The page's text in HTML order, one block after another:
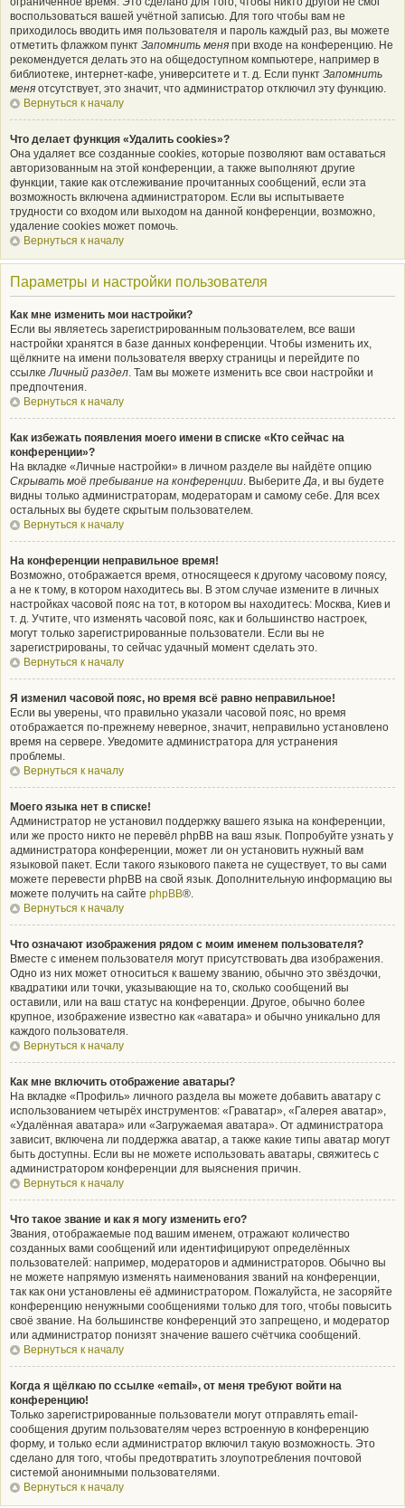
воспользоваться вашей учётной записью. Для того чтобы вам не
приходилось вводить имя пользователя и пароль каждый раз, вы можете
отметить флажком пункт Запомнить меня при входе на конференцию. Не
рекомендуется делать это на общедоступном компьютере, например в
библиотеке, интернет-кафе, университете и т. д. Если пункт Запомнить
меня отсутствует, это значит, что администратор отключил эту функцию.
Вернуться к началу
Что делает функция «Удалить cookies»?
Она удаляет все созданные cookies, которые позволяют вам оставаться
авторизованным на этой конференции, а также выполняют другие
функции, такие как отслеживание прочитанных сообщений, если эта
возможность включена администратором. Если вы испытываете
трудности со входом или выходом на данной конференции, возможно,
удаление cookies может помочь.
Вернуться к началу
Параметры и настройки пользователя
Как мне изменить мои настройки?
Если вы являетесь зарегистрированным пользователем, все ваши
настройки хранятся в базе данных конференции. Чтобы изменить их,
щёлкните на имени пользователя вверху страницы и перейдите по
ссылкеЛичный раздел. Там вы можете изменить все свои настройки и
предпочтения.
Вернуться к началу
Как избежать появления моего имени в списке «Кто сейчас на
конференции»?
На вкладке «Личные настройки» в личном разделе вы найдёте опцию
Скрывать моё пребывание на конференции. ВыберитеДа, и вы будете
видны только администраторам, модераторам и самому себе. Для всех
остальных вы будете скрытым пользователем.
Вернуться к началу
На конференции неправильное время!
Возможно, отображается время, относящееся к другому часовому поясу,
а не к тому, в котором находитесь вы. В этом случае измените в личных
настройках часовой пояс на тот, в котором вы находитесь: Москва, Киев и
т. д. Учтите, что изменять часовой пояс, как и большинство настроек,
могут только зарегистрированные пользователи. Если вы не
зарегистрированы, то сейчас удачный момент сделать это.
Вернуться к началу
Я изменил часовой пояс, но время всё равно неправильное!
Если вы уверены, что правильно указали часовой пояс, но время
отображается по-прежнему неверное, значит, неправильно установлено
время на сервере. Уведомите администратора для устранения
проблемы.
Вернуться к началу
Моего языка нет в списке!
Администратор не установил поддержку вашего языка на конференции,
или же просто никто не перевёл phpBB на ваш язык. Попробуйте узнать у
администратора конференции, может ли он установить нужный вам
языковой пакет. Если такого языкового пакета не существует, то вы сами
можете перевести phpBB на свой язык. Дополнительную информацию вы
можете получить на сайте phpBB®.
Вернуться к началу
Что означают изображения рядом с моим именем пользователя?
Вместе с именем пользователя могут присутствовать два изображения.
Одно из них может относиться к вашему званию, обычно это звёздочки,
квадратики или точки, указывающие на то, сколько сообщений вы
оставили, или на ваш статус на конференции. Другое, обычно более
крупное, изображение известно как «аватара» и обычно уникально для
каждого пользователя.
Вернуться к началу
Как мне включить отображение аватары?
На вкладке «Профиль» личного раздела вы можете добавить аватару с
использованием четырёх инструментов: «Граватар», «Галерея аватар»,
«Удалённая аватара» или «Загружаемая аватара». От администратора
зависит, включена ли поддержка аватар, а также какие типы аватар могут
быть доступны. Если вы не можете использовать аватары, свяжитесь с
администратором конференции для выяснения причин.
Вернуться к началу
Что такое звание и как я могу изменить его?
Звания, отображаемые под вашим именем, отражают количество
созданных вами сообщений или идентифицируют определённых
пользователей: например, модераторов и администраторов. Обычно вы
не можете напрямую изменять наименования званий на конференции,
так как они установлены её администратором. Пожалуйста, не засоряйте
конференцию ненужными сообщениями только для того, чтобы повысить
своё звание. На большинстве конференций это запрещено, и модератор
или администратор понизят значение вашего счётчика сообщений.
Вернуться к началу
Когда я щёлкаю по ссылке «email», от меня требуют войти на
конференцию!
Только зарегистрированные пользователи могут отправлять email-
сообщения другим пользователям через встроенную в конференцию
форму, и только если администратор включил такую возможность. Это
сделано для того, чтобы предотвратить злоупотребления почтовой
системой анонимными пользователями.
Вернуться к началу